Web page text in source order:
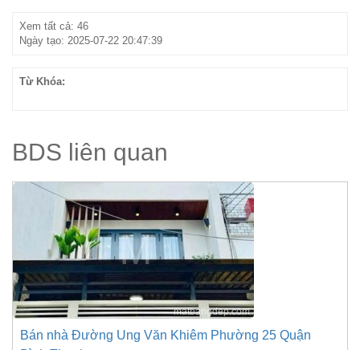
Xem tất cả: 46
Ngày tạo: 2025-07-22 20:47:39
Từ Khóa:
BDS liên quan
Bán nhà Đường Ung Văn Khiêm Phường 25 Quận